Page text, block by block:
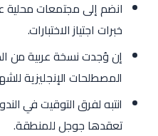
خبرات اجتياز الاختبارات.
إن وُجدت نسخة عربية من
المصطلحات الإنجليزية
تعقدها جوجل للمنطقة.